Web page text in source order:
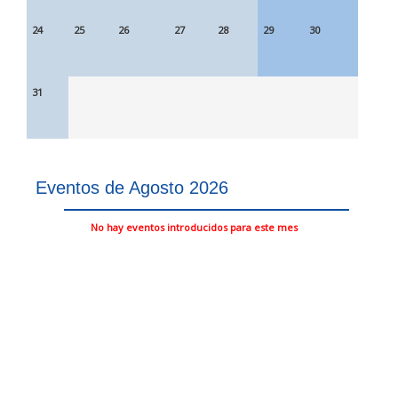
24 25 26 27 28 29 30
31
Eventos de Agosto 2026
No hay eventos introducidos para este mes